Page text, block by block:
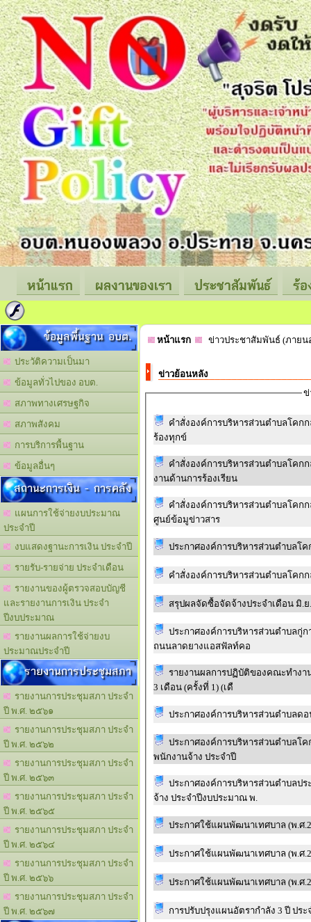
หน้าแรก ผลงานของเรา ประชาสัมพันธ์ ร้
ข้อมูลพื้นฐาน อบต.
ประวัติความเป็นมา
ข้อมูลทั่วไปของ อบต.
สภาพทางเศรษฐกิจ
สภาพสังคม
การบริการพื้นฐาน
ข้อมูลอื่นๆ
สถานะการเงิน - การคลัง
แผนการใช้จ่ายงบประมาณ
ประจำปี
งบแสดงฐานะการเงิน ประจำปี
รายรับ-รายจ่าย ประจำเดือน
รายงานของผู้ตรวจสอบบัญชี
และรายงานการเงิน ประจำ
ปีงบประมาณ
รายงานผลการใช้จ่ายงบ
ประมาณประจำปี
รายงานการประชุมสภา
รายงานการประชุมสภา ประจำ
ปี พ.ศ. ๒๕๖๑
รายงานการประชุมสภา ประจำ
ปี พ.ศ. ๒๕๖๒
รายงานการประชุมสภา ประจำ
ปี พ.ศ. ๒๕๖๓
รายงานการประชุมสภา ประจำ
ปี พ.ศ. ๒๕๖๕
รายงานการประชุมสภา ประจำ
ปี พ.ศ. ๒๕๖๔
รายงานการประชุมสภา ประจำ
ปี พ.ศ. ๒๕๖๖
รายงานการประชุมสภา ประจำ
ปี พ.ศ. ๒๕๖๗
หน้าแรก ข่าวประชาสัมพันธ์ (ภาย
ข่าวย้อนหลัง
ข่
คำสั่งองค์การบริหารส่วนตำบลโคกก
ร้องทุกข์
คำสั่งองค์การบริหารส่วนตำบลโคก
งานด้านการร้องเรียน
คำสั่งองค์การบริหารส่วนตำบลโคก
ศูนย์ข้อมูข่าวสาร
ประกาศองค์การบริหารส่วนตำบลโ
คำสั่งองค์การบริหารส่วนตำบลโคก
สรุปผลจัดซื้อจัดจ้างประจำเดือน มิ.ย
ประกาศองค์การบริหารส่วนตำบลกู่ก
ถนนลาดยางแอสฟัลท์คอ
รายงานผลการปฏิบัติของคณะทำงา
3 เดือน (ครั้งที่ 1) (เดื
ประกาศองค์การบริหารส่วนตำบลด
ประกาศองค์การบริหารส่วนตำบลโค
พนักงานจ้าง ประจำปี
ประกาศองค์การบริหารส่วนตำบลประสุข เรื่อง ประกาศผลสอบคัดเลือ
จ้าง ประจำปีงบประมาณ พ.
ประกาศใช้แผนพัฒนาเทศบาล (พ.ศ
ประกาศใช้แผนพัฒนาเทศบาล (พ.ศ
ประกาศใช้แผนพัฒนาเทศบาล (พ.ศ
การปรับปรุงแผนอัตรากำลัง 3 ปี ปร